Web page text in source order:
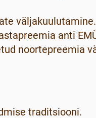
anti
noortepreemia
traditsiooni.